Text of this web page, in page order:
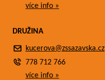
více info »
DRUŽINA
kucerova@zssazavska.cz
778 712 766
více info »